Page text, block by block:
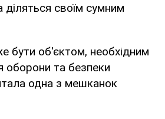
діляться своїм сумним
бути об'єктом, необхідним
оборони та безпеки
одна з мешканок